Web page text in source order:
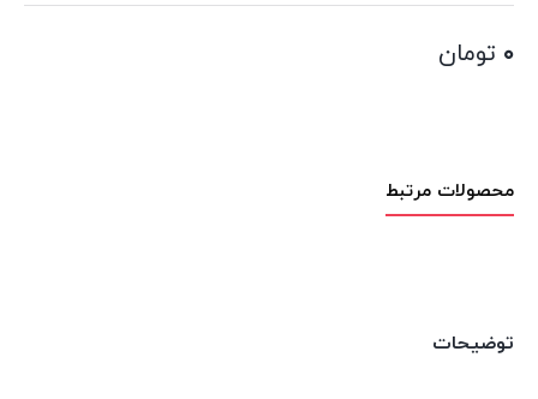
۰ تومان
محصولات مرتبط
توضیحات